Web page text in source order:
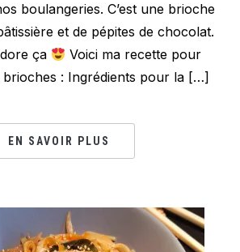
boulangeries. C’est une brioche
et de pépites de chocolat.
ça
Voici ma recette pour
: Ingrédients pour la […]
EN SAVOIR PLUS